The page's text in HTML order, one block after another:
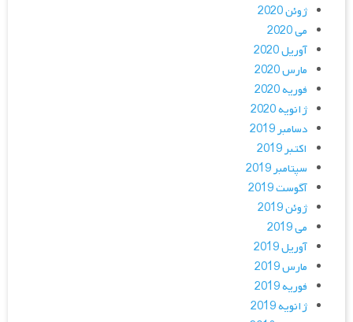
ژوئن 2020
می 2020
آوریل 2020
مارس 2020
فوریه 2020
ژانویه 2020
دسامبر 2019
اکتبر 2019
سپتامبر 2019
آگوست 2019
ژوئن 2019
می 2019
آوریل 2019
مارس 2019
فوریه 2019
ژانویه 2019